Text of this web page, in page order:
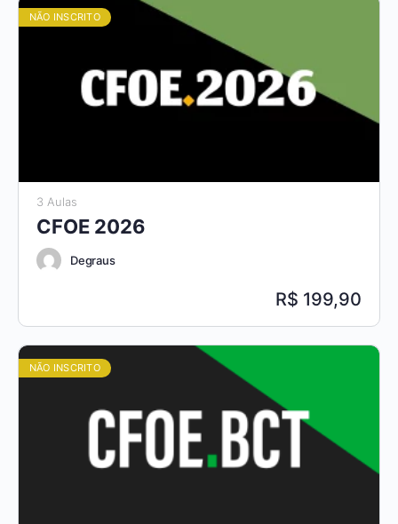
NÃO INSCRITO
3 Aulas
CFOE 2026
Degraus
199,90
NÃO INSCRITO